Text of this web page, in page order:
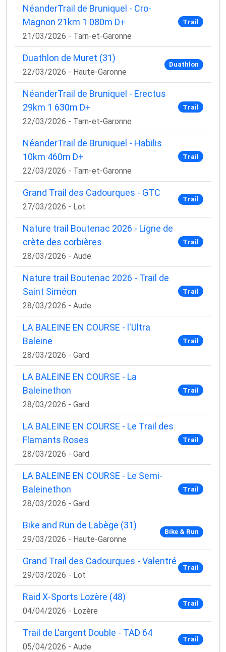
NéanderTrail de Bruniquel - Cro-
Magnon 21km 1 080m D+
21/03/2026 - Tarn-et-Garonne
Trail
Duathlon de Muret (31)
22/03/2026 - Haute-Garonne
Duathlon
NéanderTrail de Bruniquel - Erectus
29km 1 630m D+
22/03/2026 - Tarn-et-Garonne
Trail
NéanderTrail de Bruniquel - Habilis
10km 460m D+
22/03/2026 - Tarn-et-Garonne
Trail
Grand Trail des Cadourques - GTC
27/03/2026 - Lot
Trail
Nature trail Boutenac 2026 - Ligne de
crète des corbières
28/03/2026 - Aude
Trail
Nature trail Boutenac 2026 - Trail de
Saint Siméon
28/03/2026 - Aude
Trail
LA BALEINE EN COURSE - l'Ultra
Baleine
28/03/2026 - Gard
Trail
LA BALEINE EN COURSE - La
Baleinethon
28/03/2026 - Gard
Trail
LA BALEINE EN COURSE - Le Trail des
Flamants Roses
28/03/2026 - Gard
Trail
LA BALEINE EN COURSE - Le Semi-
Baleinethon
28/03/2026 - Gard
Trail
Bike and Run de Labège (31)
29/03/2026 - Haute-Garonne
Bike & Run
Grand Trail des Cadourques - Valentré
29/03/2026 - Lot
Trail
Raid X-Sports Lozère (48)
04/04/2026 - Lozère
Trail
Trail de L'argent Double - TAD 64
05/04/2026 - Aude
Trail